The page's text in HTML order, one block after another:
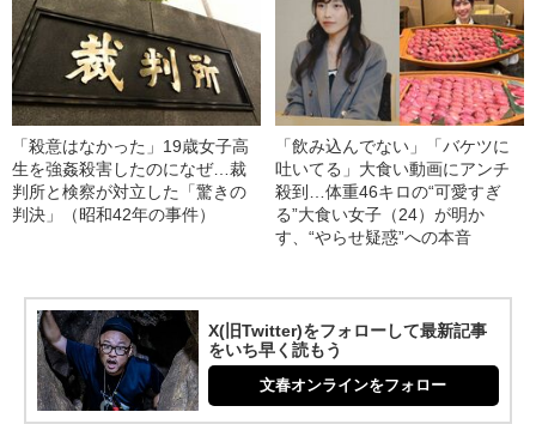
「殺意はなかった」19歳女子高
生を強姦殺害したのになぜ…裁
判所と検察が対立した「驚きの
判決」（昭和42年の事件）
「飲み込んでない」「バケツに
吐いてる」大食い動画にアンチ
殺到…体重46キロの“可愛すぎ
る”大食い女子（24）が明か
す、“やらせ疑惑”への本音
X(旧Twitter)をフォローして最新記事
をいち早く読もう
文春オンラインをフォロー